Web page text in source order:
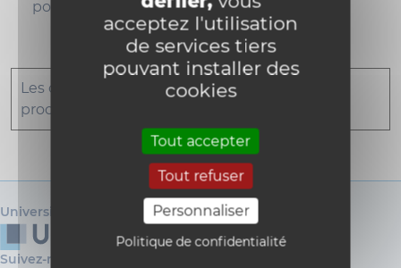
acceptez l'utilisation
de services tiers
pouvant installer des
cookies
Tout accepter
Tout refuser
Personnaliser
Politique de confidentialité
pour les candidat·es retenu·es
Les candidatures sont clôturées pour cette
procédure 2026-2027
Université catholique de Louvain
Suivez-nous